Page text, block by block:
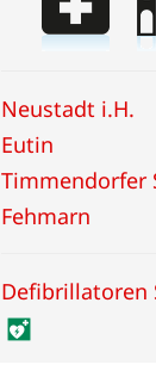
Neustadt i.H.
Eutin
Timmendorfer
Fehmarn
Defibrillatoren